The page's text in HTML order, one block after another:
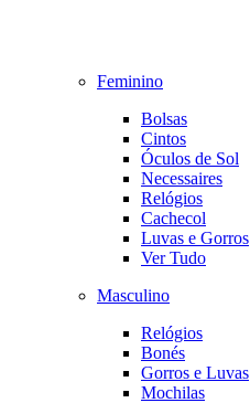
Feminino
Bolsas
Cintos
Óculos de Sol
Necessaires
Relógios
Cachecol
Luvas e Gorros
Ver Tudo
Masculino
Relógios
Bonés
Gorros e Luvas
Mochilas